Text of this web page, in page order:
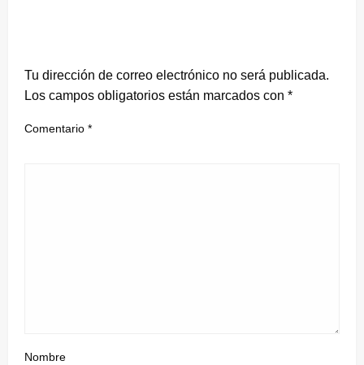
Tu dirección de correo electrónico no será publicada.
Los campos obligatorios están marcados con *
Comentario *
Nombre